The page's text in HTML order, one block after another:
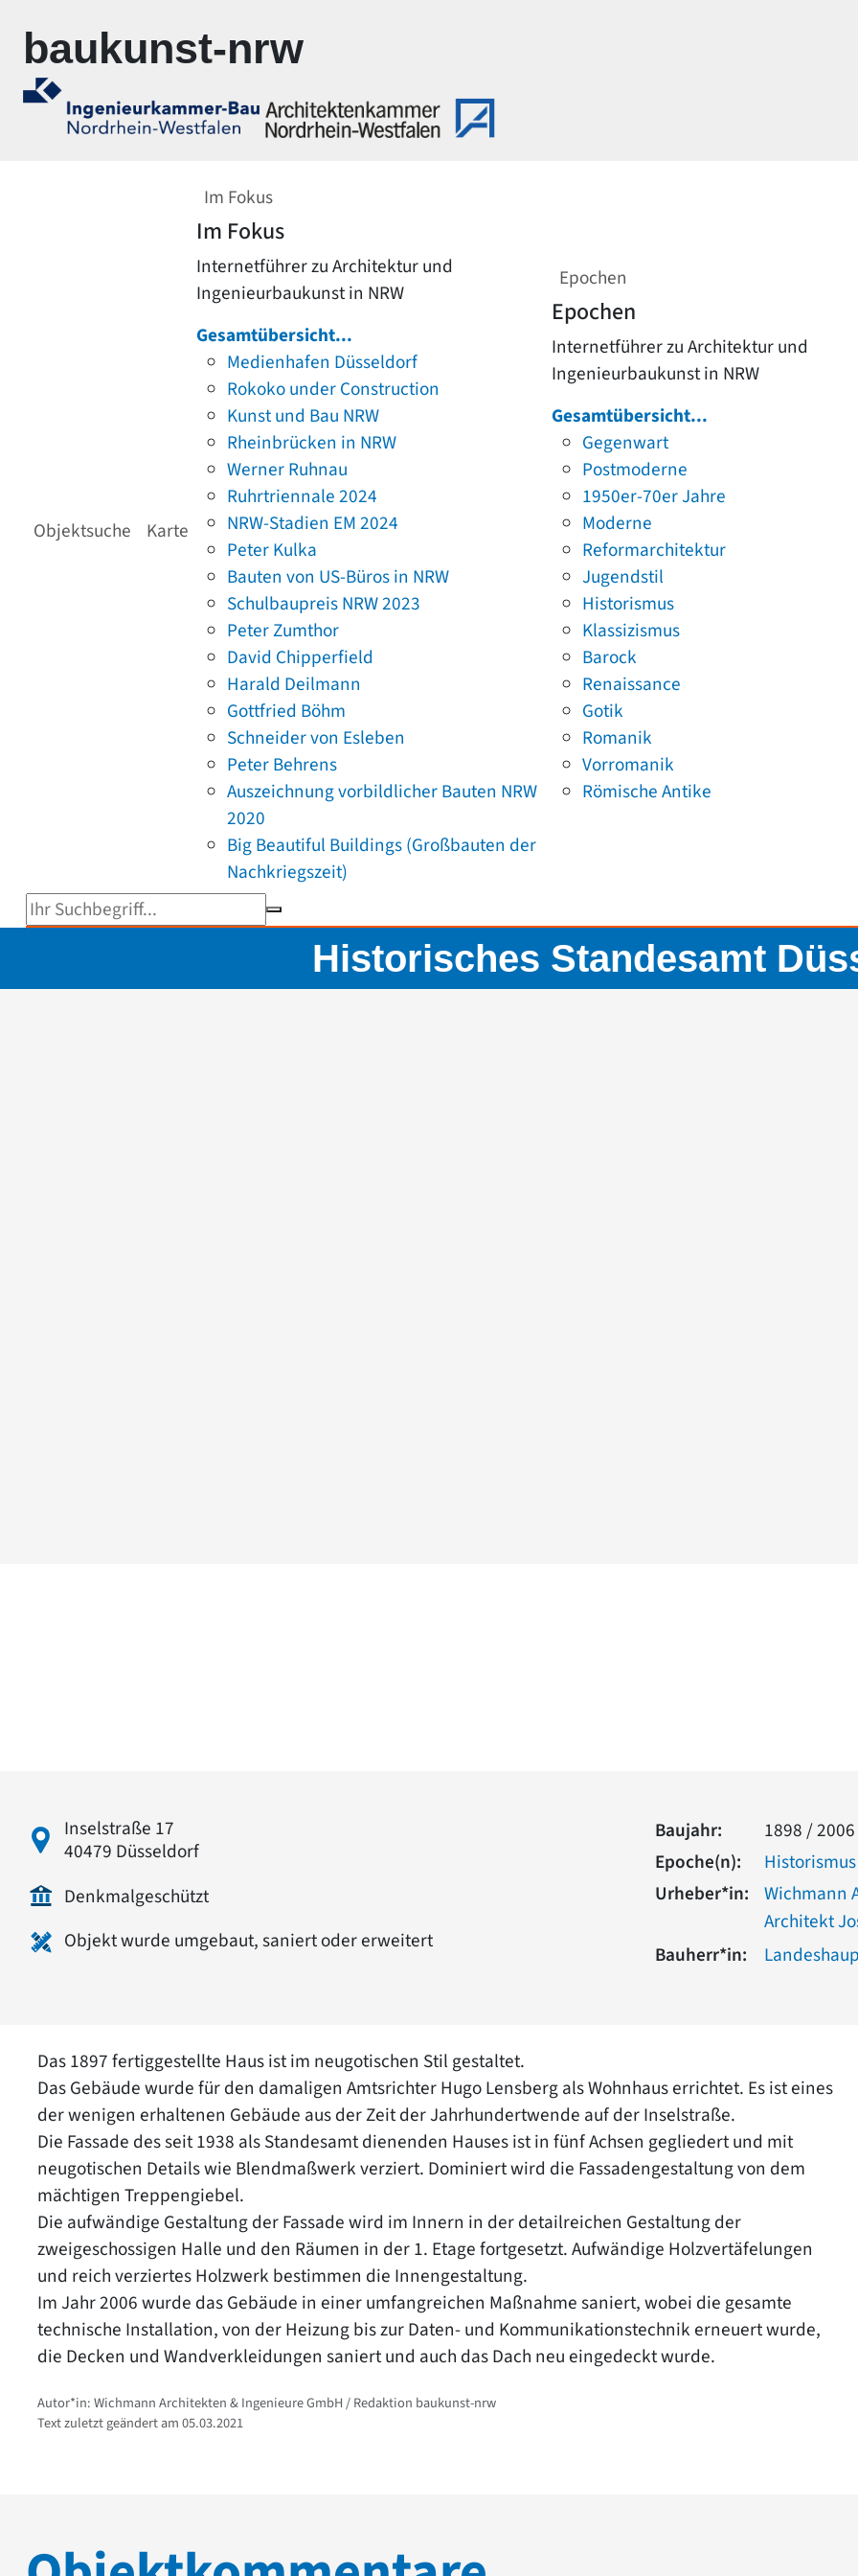
baukunst-nrw
Objektsuche Karte
Im Fokus
Im Fokus
Internetführer zu Architektur und
Ingenieurbaukunst in NRW
Gesamtübersicht...
Medienhafen Düsseldorf
Rokoko under Construction
Kunst und Bau NRW
Rheinbrücken in NRW
Werner Ruhnau
Ruhrtriennale 2024
NRW-Stadien EM 2024
Peter Kulka
Bauten von US-Büros in NRW
Schulbaupreis NRW 2023
Peter Zumthor
David Chipperfield
Harald Deilmann
Gottfried Böhm
Schneider von Esleben
Peter Behrens
Auszeichnung vorbildlicher Bauten NRW
2020
Big Beautiful Buildings (Großbauten der
Nachkriegszeit)
Epochen
Epochen
Internetführer zu Architektur und
Ingenieurbaukunst in NRW
Gesamtübersicht...
Gegenwart
Postmoderne
1950er-70er Jahre
Moderne
Reformarchitektur
Jugendstil
Historismus
Klassizismus
Barock
Renaissance
Gotik
Romanik
Vorromanik
Römische Antike
Suchbegriff eingeben
Historisches Standesamt
Inselstraße 17
40479 Düsseldorf
Denkmalgeschützt
Objekt wurde umgebaut, saniert oder erweitert
Baujahr:
1898 / 2006
Epoche(n):
Historismus
Urheber*in:
Wichmann
Architekt
Bauherr*in:
Das 1897 fertiggestellte Haus ist im neugotischen Stil gestaltet.
Das Gebäude wurde für den damaligen Amtsrichter Hugo Lensberg als Wohnhaus errichtet. Es ist eines
der wenigen erhaltenen Gebäude aus der Zeit der Jahrhundertwende auf der Inselstraße.
Die Fassade des seit 1938 als Standesamt dienenden Hauses ist in fünf Achsen gegliedert und mit
neugotischen Details wie Blendmaßwerk verziert. Dominiert wird die Fassadengestaltung von dem
mächtigen Treppengiebel.
Die aufwändige Gestaltung der Fassade wird im Innern in der detailreichen Gestaltung der
zweigeschossigen Halle und den Räumen in der 1. Etage fortgesetzt. Aufwändige Holzvertäfelungen
und reich verziertes Holzwerk bestimmen die Innengestaltung.
Im Jahr 2006 wurde das Gebäude in einer umfangreichen Maßnahme saniert, wobei die gesamte
technische Installation, von der Heizung bis zur Daten- und Kommunikationstechnik erneuert wurde,
die Decken und Wandverkleidungen saniert und auch das Dach neu eingedeckt wurde.
Autor*in: Wichmann Architekten & Ingenieure GmbH / Redaktion baukunst-nrw
Text zuletzt geändert am 05.03.2021